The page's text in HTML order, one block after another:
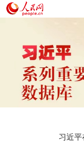
习近平